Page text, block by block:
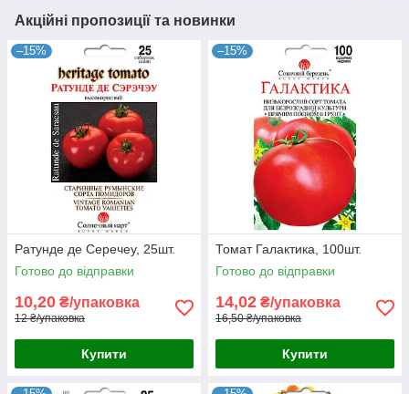
Акційні пропозиції та новинки
–15%
Ратунде де Серечеу, 25шт.
Готово до відправки
10,20 ₴/упаковка
12 ₴/упаковка
Купити
–15%
Томат Галактика, 100шт.
Готово до відправки
14,02 ₴/упаковка
16,50 ₴/упаковка
Купити